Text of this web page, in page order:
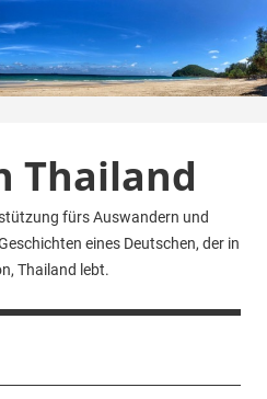
Thailand
fürs Auswandern und
eines Deutschen, der in
Thailand lebt.